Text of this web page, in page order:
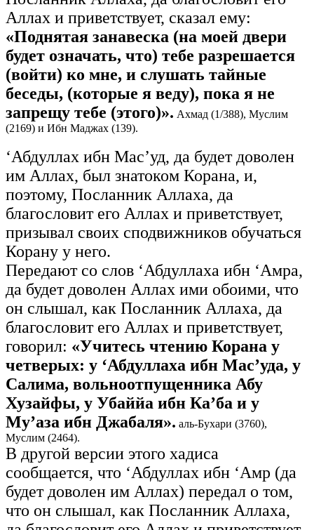
Аллах и приветствует, сказал ему:
«Поднятая занавеска (на моей двери
будет означать, что) тебе разрешается
(войти) ко мне, и слушать тайные
беседы, (которые я веду), пока я не
запрещу тебе (этого)». Ахмад (1/388), Муслим
(2169) и Ибн Маджах (139).
‘Абдуллах ибн Мас’уд, да будет доволен
им Аллах, был знатоком Корана, и,
поэтому, Посланник Аллаха, да
благословит его Аллах и приветствует,
призывал своих сподвижников обучаться
Корану у него.
Передают со слов ‘Абдуллаха ибн ‘Амра,
да будет доволен Аллах ими обоими, что
он слышал, как Посланник Аллаха, да
благословит его Аллах и приветствует,
говорил: «Учитесь чтению Корана у
четверых: у ‘Абдуллаха ибн Мас’уда, у
Салима, вольноотпущенника Абу
Хузайфы, у Убаййа ибн Ка’ба и у
Му’аза ибн Джабаля». аль-Бухари (3760),
Муслим (2464).
В другой версии этого хадиса
сообщается, что ‘Абдуллах ибн ‘Амр (да
будет доволен им Аллах) передал о том,
что он слышал, как Посланник Аллаха,